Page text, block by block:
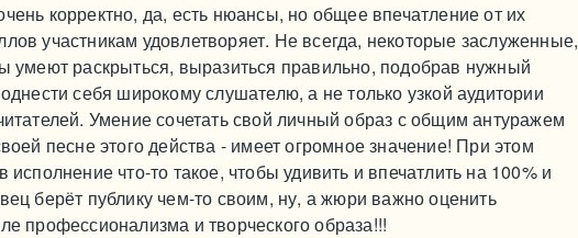
корректно, да, есть нюансы, но общее впечатление от их
участникам удовлетворяет. Не всегда, некоторые заслуженные,
умеют раскрыться, выразиться правильно, подобрав нужный
себя широкому слушателю, а не только узкой аудитории
Умение сочетать свой личный образ с общим антуражем
песне этого действа - имеет огромное значение! При этом
исполнение что-то такое, чтобы удивить и впечатлить на 100% и
берёт публику чем-то своим, ну, а жюри важно оценить
профессионализма и творческого образа!!!